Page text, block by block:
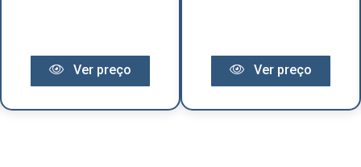
Ver preço Ver preço